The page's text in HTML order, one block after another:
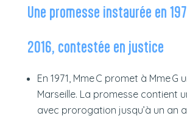
Une promesse instaurée en
2016, contestée en justice
En 1971, Mme C promet à Mme G
Marseille. La promesse contient
avec prorogation jusqu’à un an